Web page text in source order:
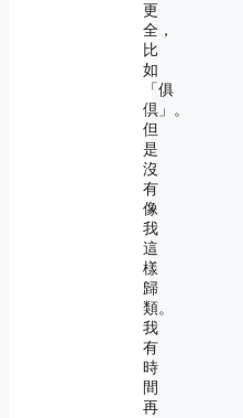
更
全，
比
如
「俱
倶」。
但
是
沒
有
像
我
這
樣
歸
類。
我
有
時
間
再